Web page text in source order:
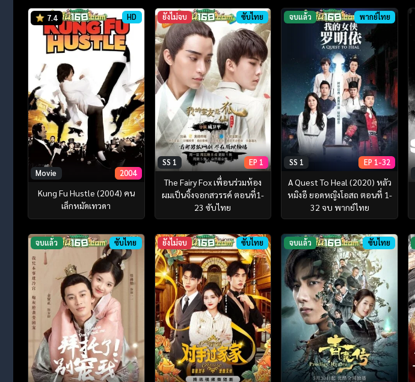
7.4 HD
Movie 2004
Kung Fu Hustle (2004) คน
เล็กหมัดเทวดา
ยังไม่จบ ซับไทย
SS 1 EP 1
The Fairy Fox เพื่อนร่วมห้อง
ผมเป็นจิ้งจอกสวรรค์ ตอนที่1-
23 ซับไทย
จบแล้ว พากย์ไทย
SS 1 EP 1-32
A Quest To Heal (2020) หลัว
หมิงอี ยอดหญิงโอสถ ตอนที่ 1-
32 จบ พากย์ไทย
จบแล้ว ซับไทย ยังไม่จบ ซับไทย จบแล้ว ซับไทย